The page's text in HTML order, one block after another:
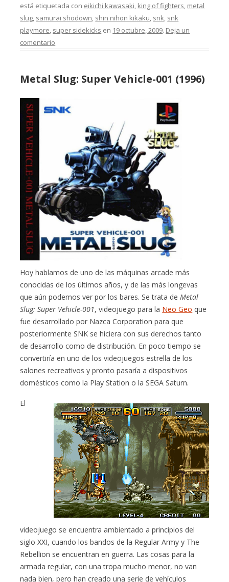
está etiquetada con eikichi kawasaki, king of fighters, metal
slug, samurai shodown, shin nihon kikaku, snk, snk
playmore, super sidekicks en 19 octubre, 2009. Deja un
comentario
Metal Slug: Super Vehicle-001 (1996)
Hoy hablamos de uno de las máquinas arcade más
conocidas de los últimos años, y de las más longevas
que aún podemos ver por los bares. Se trata de Metal
Slug: Super Vehicle-001, videojuego para la Neo Geo que
fue desarrollado por Nazca Corporation para que
posteriormente SNK se hiciera con sus derechos tanto
de desarrollo como de distribución. En poco tiempo se
convertiría en uno de los videojuegos estrella de los
salones recreativos y pronto pasaría a dispositivos
domésticos como la Play Station o la SEGA Saturn.
El
videojuego se encuentra ambientado a principios del
siglo XXI, cuando los bandos de la Regular Army y The
Rebellion se encuentran en guerra. Las cosas para la
armada regular, con una tropa mucho menor, no van
nada bien, pero han creado una serie de vehículos